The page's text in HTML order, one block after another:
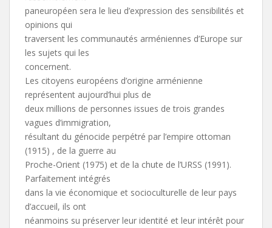
paneuropéen sera le lieu d’expression des sensibilités et
opinions qui
traversent les communautés arméniennes d’Europe sur
les sujets qui les
concernent.
Les citoyens européens d’origine arménienne
représentent aujourd’hui plus de
deux millions de personnes issues de trois grandes
vagues d’immigration,
résultant du génocide perpétré par l’empire ottoman
(1915) , de la guerre au
Proche-Orient (1975) et de la chute de l’URSS (1991).
Parfaitement intégrés
dans la vie économique et socioculturelle de leur pays
d’accueil, ils ont
néanmoins su préserver leur identité et leur intérêt pour